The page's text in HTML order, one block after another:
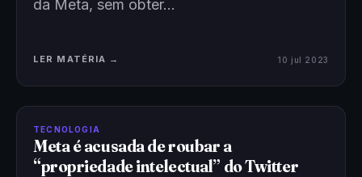
da Meta, sem obter…
LER MATÉRIA → 10 jul 2023
TECNOLOGIA
Meta é acusada de roubar a
“propriedade intelectual” do Twitter